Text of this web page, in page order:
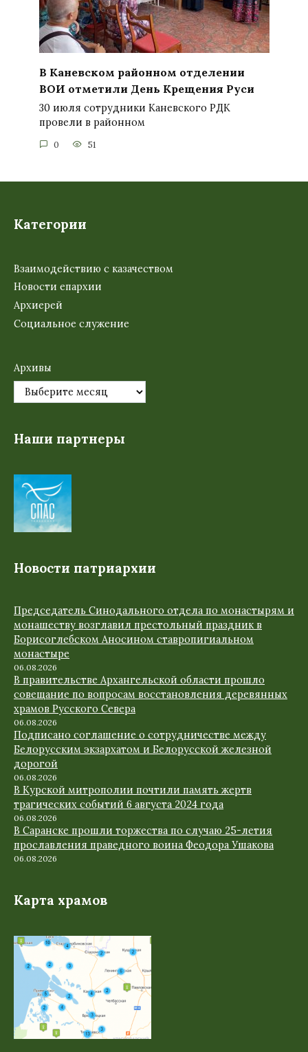
В Каневском районном отделении
ВОИ отметили День Крещения Руси
30 июля сотрудники Каневского РДК
провели в районном
0 51
Категории
Взаимодействию с казачеством
Новости епархии
Архиерей
Социальное служение
Архивы
Наши партнеры
Новости патриархии
Председатель Синодального отдела по монастырям и
монашеству возглавил престольный праздник в
Борисоглебском Аносином ставропигиальном
монастыре
06.08.2026
В правительстве Архангельской области прошло
совещание по вопросам восстановления деревянных
храмов Русского Севера
06.08.2026
Подписано соглашение о сотрудничестве между
Белорусским экзархатом и Белорусской железной
дорогой
06.08.2026
В Курской митрополии почтили память жертв
трагических событий 6 августа 2024 года
06.08.2026
В Саранске прошли торжества по случаю 25-летия
прославления праведного воина Феодора Ушакова
06.08.2026
Карта храмов